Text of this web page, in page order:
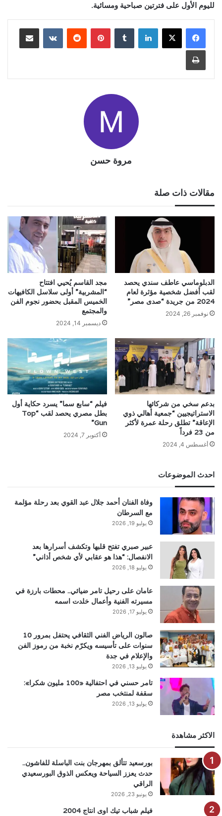
لليوم الأول على فترتين صباحية ومسائية.
لينكدإن بينتيريست مشاركة عبر البريد
طباعة
مروة حسن
مقالات ذات صلة
الدبلوماسي عاطف سندي يحصد
لقب أفضل شخصية مؤثرة لعام
2024 من جريدة “صدى مصر”
نوفمبر 26, 2024
مجد القاسم يُحيي افتتاح
“المشربية” أولى سلاسل الكافيهات
الخميس المقبل بحضور نجوم الفن
والمجتمع
ديسمبر 14, 2024
بدعم سخي من شركائها
الاستراتيجيين “جمعية أهالي ذوي
الإعاقة” تطلق رحلة عمرة لأكثر
من 23 فرداً
أغسطس 4, 2024
فيلم “سابع سما” يسرد حكاية أول
بطل مصري يحصد لقب “Top
Gun”
أكتوبر 7, 2024
احدث الموضوعات
وفاة الفنان أحمد جلال عبد القوي بعد رحلة مؤلمة
مع السرطان
يوليو 19, 2026
عبير صبري تفتح قلبها وتكشف أسرارها بعد
الانفصال: “هذا هو عقابي لأي شخص أذاني”
يوليو 18, 2026
عامان على رحيل تامر ضيائي.. محطات بارزة في
مسيرته الفنية وأعمال خلدت اسمه
يوليو 17, 2026
صالون الرياض الفني الثقافي يحتفل بمرور 10
سنوات على تأسيسه ويكرّم نخبة من رموز الفن
والإعلام في جدة
يوليو 13, 2026
تامر حسني في احتفالية «100 مليون شكرا»:
سقفة لمنتخب مصر
يوليو 13, 2026
الاكثر مشاهدة
بورسعيد تتألق بمهرجان بنت الباسلة للفاشون..
حدث يعزز السياحة ويعكس الذوق البورسعيدي
الراقي
يونيو 23, 2026
فيلم شباب تيك اوى انتاج 2004